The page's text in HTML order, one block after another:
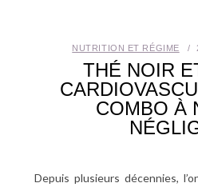
SEXUALITÉNUTRITION ET RÉGIME
THÉ NOIR
COMBO À
Depuis plusieurs décennies,